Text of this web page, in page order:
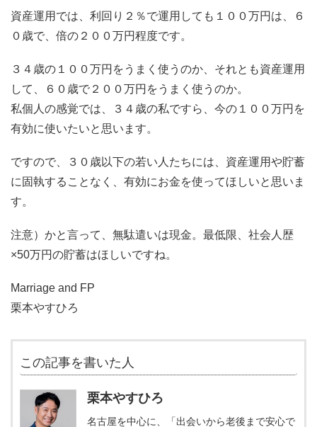
資産運用では、利回り２％で運用しても１００万円は、６
０歳で、倍の２００万円程度です。
３４歳の１００万円をうまく使うのか、それとも資産運用
して、６０歳で２００万円をうまく使うのか。
私個人の感覚では、３４歳の私ですら、今の１００万円を
有効に使いたいと思います。
ですので、３０歳以下の若い人たちには、資産運用や貯蓄
に固執することなく、有効にお金を使ってほしいと思いま
す。
注意）かと言って、無駄遣いは現金。最低限、社会人歴
×50万円の貯蓄はほしいですね。
Marriage and FP
栗本やすひろ
この記事を書いた人
栗本やすひろ
名古屋を中心に、「出会いから老後まで安心で